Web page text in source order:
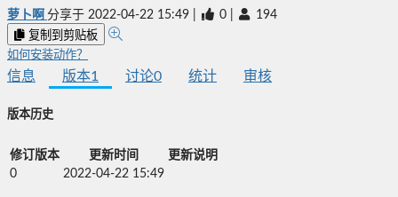
萝卜啊 分享于 2022-04-22 15:49 0 194
复制到剪贴板
如何安装动作？
信息 版本1 讨论0 统计 审核
版本历史
修订版本 更新时间
更新说明
0
2022-04-22 15:49